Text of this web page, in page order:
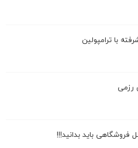
با ترامپولین
رزمی
فروشگاهی باید بدانید!!!